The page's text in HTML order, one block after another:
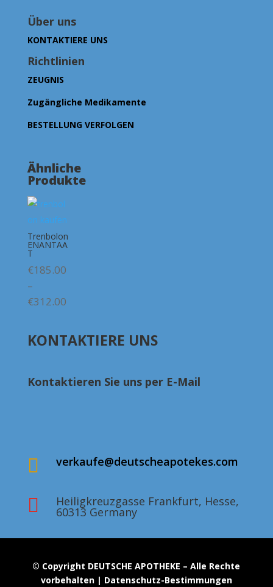
Über uns
KONTAKTIERE UNS
Richtlinien
ZEUGNIS
Zugängliche Medikamente
BESTELLUNG VERFOLGEN
Ähnliche
Produkte
Trenbolon
ENANTAA
T
€185.00
–
€312.00Preisspanne:
bis
€312.00
KONTAKTIERE UNS
Kontaktieren Sie uns per E-Mail
 verkaufe@deutscheapotekes.com
 Heiligkreuzgasse Frankfurt, Hesse,
60313 Germany
© Copyright DEUTSCHE APOTHEKE – Alle Rechte
vorbehalten | Datenschutz-Bestimmungen